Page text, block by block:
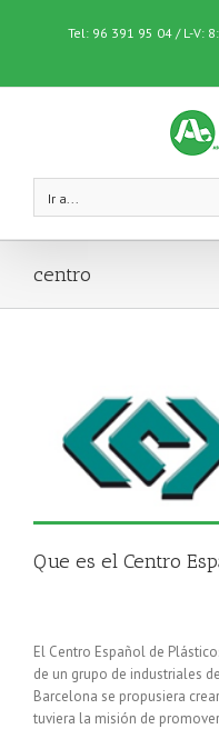
Tel: 96 391 95 04 / L-V:
Ir a...
centro
Que es el Centro
El Centro Español de
de un grupo de industriales
Barcelona se propusiera
tuviera la misión de